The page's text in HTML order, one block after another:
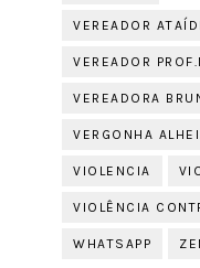
VEREADOR
VEREADOR
VEREADORA
VERGONHA
VIOLENCIA
VIOLÊNCIA
WHATSAPP